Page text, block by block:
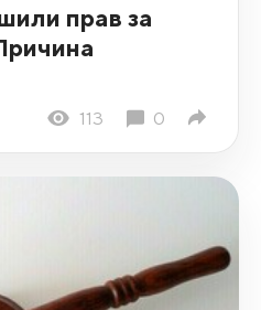
прав за
113 0